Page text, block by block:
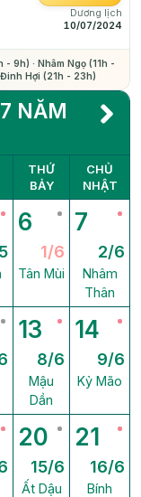
Dương lịch
10/07/2024
9h) · Nhâm Ngọ (11h -
Đinh Hợi (21h - 23h)
NĂM
THỨ
BẢY
CHỦ
NHẬT
6
1/6
Tân Mùi
7
2/6
Nhâm
Thân
13
8/6
Mậu
Dần
14
9/6
Kỷ Mão
20
15/6
Ất Dậu
21
16/6
Bính